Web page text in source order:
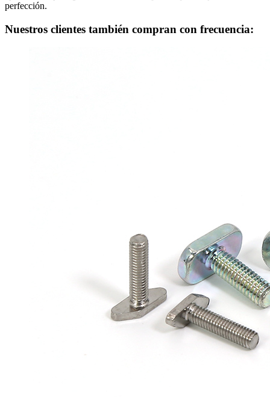
perfección.
Nuestros clientes también compran con frecuencia: